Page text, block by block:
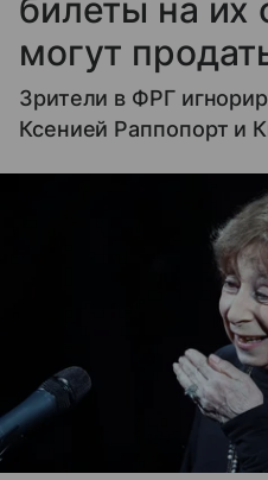
билеты на их
могут
Зрители в ФРГ
Ксенией Раппопорт и